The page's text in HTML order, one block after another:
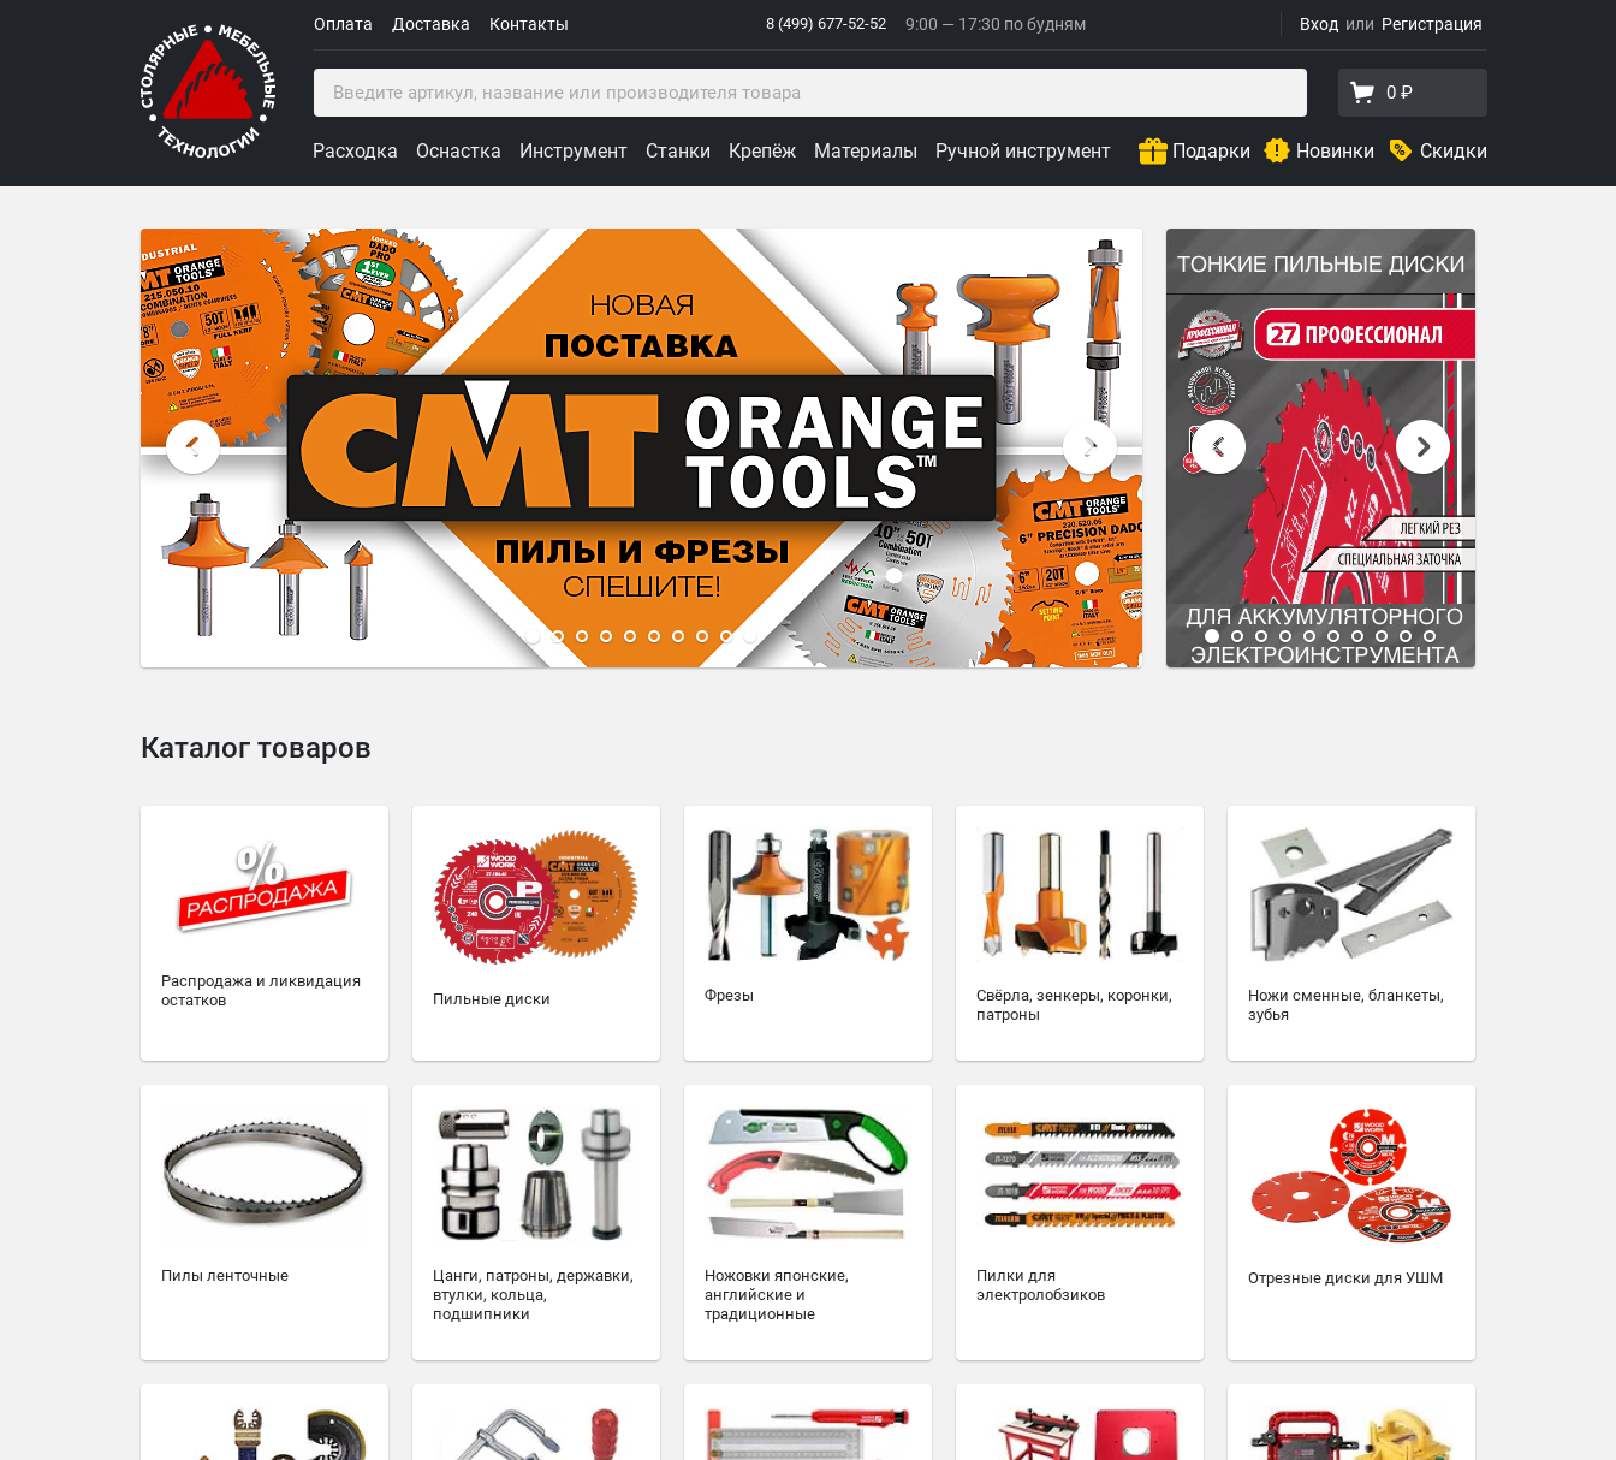
Оплата Доставка Контакты Вход Регистрация
8 (499) 677-52-52 9:00 — 17:30 по будням
0 ₽
Расходка Оснастка Инструмент Станки Крепёж Материалы Ручной инструмент Подарки Новинки Скидки
Столярные Мебельные Технологии
1 2 3 4 5 6 7 8 10
Каталог товаров
Распродажа и ликвидация
остатков
Пильные диски Фрезы
Свёрла, зенкеры, коронки,
патроны
Ножи сменные, бланкеты,
зубья
Пилы ленточные
Цанги, патроны, державки,
втулки, кольца,
подшипники
Ножовки японские,
английские и
традиционные
Пилки для
электролобзиков
Отрезные диски для УШМ